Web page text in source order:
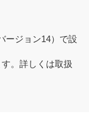
ージョン14）で設
。詳しくは取扱